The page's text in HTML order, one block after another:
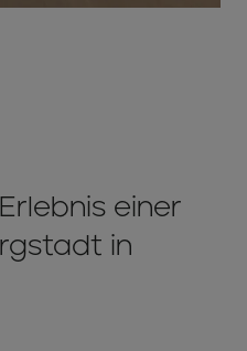
einer
in